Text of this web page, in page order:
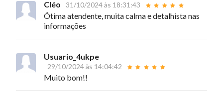
Cléo 31/10/2024 às 18:31:43
Ótima atendente, muita calma e detalhista nas
informações
Usuario_4ukpe
29/10/2024 às 14:04:42
Muito bom!!